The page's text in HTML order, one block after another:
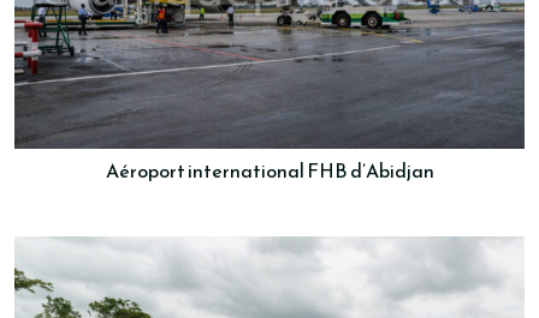
Aéroport international FHB d’Abidjan